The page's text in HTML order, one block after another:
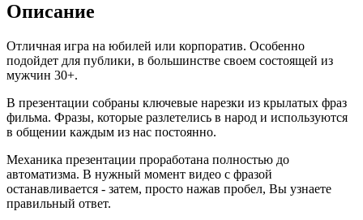
Описание
Отличная игра на юбилей или корпоратив. Особенно
подойдет для публики, в большинстве своем состоящей из
мужчин 30+.
В презентации собраны ключевые нарезки из крылатых фраз
фильма. Фразы, которые разлетелись в народ и используются
в общении каждым из нас постоянно.
Механика презентации проработана полностью до
автоматизма. В нужный момент видео с фразой
останавливается - затем, просто нажав пробел, Вы узнаете
правильный ответ.